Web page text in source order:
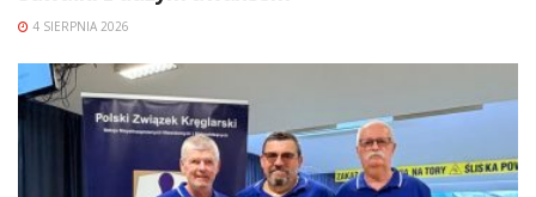
4 SIERPNIA 2026